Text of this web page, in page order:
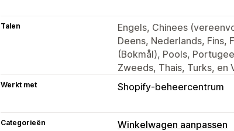
Talen
Engels, Chinees
Deens, Nederlands, Fins,
(Bokmål), Pools,
Zweeds, Thais, Turks, en
Werkt met Shopify-beheercentrum
Categorieën Winkelwagen aanpassen